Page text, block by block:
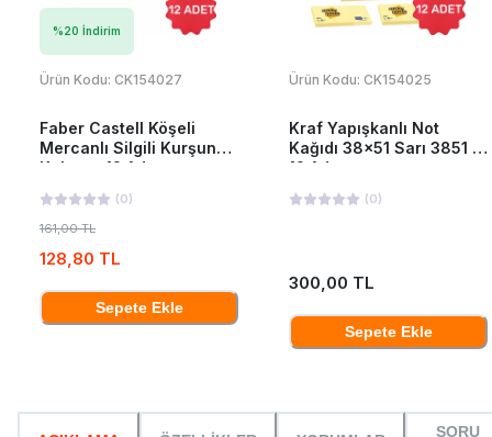
%20 İndirim
Ürün Kodu: CK154027
Faber Castell Köşeli
Mercanlı Silgili Kurşun
Kalem x 12 Adet
(0)
161,00 TL
128,80 TL
Sepete Ekle
Ürün Kodu: CK154025
Kraf Yapışkanlı Not
Kağıdı 38x51 Sarı 3851 x
12 Adet
(0)
300,00 TL
Sepete Ekle
SORU